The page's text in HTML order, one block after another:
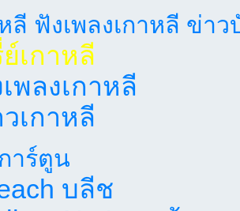
ลี ฟังเพลงเกาหลี ข่าว
เกาหลี
พลงเกาหลี
เกาหลี
าร์ตูน
บลีช